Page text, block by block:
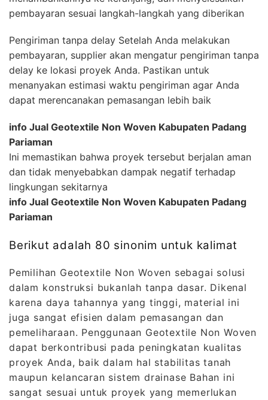
pembayaran sesuai langkah-langkah yang diberikan
Pengiriman tanpa delay Setelah Anda melakukan
pembayaran, supplier akan mengatur pengiriman tanpa
delay ke lokasi proyek Anda. Pastikan untuk
menanyakan estimasi waktu pengiriman agar Anda
dapat merencanakan pemasangan lebih baik
info Jual Geotextile Non Woven Kabupaten Padang
Pariaman
Ini memastikan bahwa proyek tersebut berjalan aman
dan tidak menyebabkan dampak negatif terhadap
lingkungan sekitarnya
info Jual Geotextile Non Woven Kabupaten Padang
Pariaman
Berikut adalah 80 sinonim untuk kalimat
Pemilihan Geotextile Non Woven sebagai solusi
dalam konstruksi bukanlah tanpa dasar. Dikenal
karena daya tahannya yang tinggi, material ini
juga sangat efisien dalam pemasangan dan
pemeliharaan. Penggunaan Geotextile Non Woven
dapat berkontribusi pada peningkatan kualitas
proyek Anda, baik dalam hal stabilitas tanah
maupun kelancaran sistem drainase Bahan ini
sangat sesuai untuk proyek yang memerlukan